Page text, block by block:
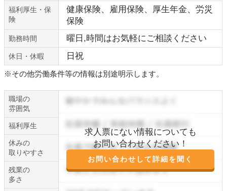
福利厚生・保
険
健康保険、雇用保険、厚生年金、労災
保険
勤務時間 曜日,時間はお気軽にご相談ください
休日・休暇 日祝
※その他労働条件等の情報は別途明示します。
職場の
雰囲気
求人票にない情報についても
お問い合わせください！
お問い合わせして詳細を聞く
福利厚生
休みの
取りやすさ
残業の
多さ